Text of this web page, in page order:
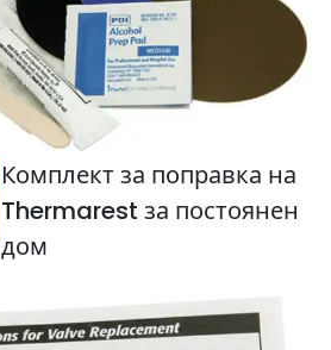
Комплект за поправка на
Thermarest за постоянен
дом